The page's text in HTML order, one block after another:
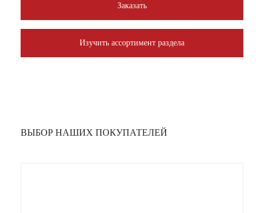
Заказать
Изучить ассортимент раздела
ВЫБОР НАШИХ ПОКУПАТЕЛЕЙ